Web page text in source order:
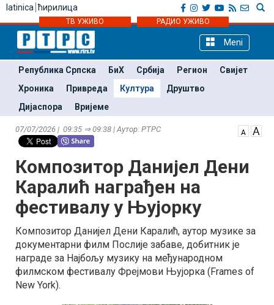
latinica ћирилица
ТВ УЖИВО РАДИО УЖИВО
Meni
Република Српска БиХ Србија Регион
Свијет
Хроника
Привреда Култура
Друштво
Дијаспора
Вријеме
07/07/2026 | 09:35 ⇒ 09:38 | Аутор: РТРС
Композитор Данијел Дени
Каралић награђен на
фестивалу у Њујорку
Композитор Данијел Дени Каралић, аутор музике за
документарни филм Послије забаве, добитник је
награде за Најбољу музику на међународном
филмском фестивалу Фрејмови Њујорка (Frames of
New York).